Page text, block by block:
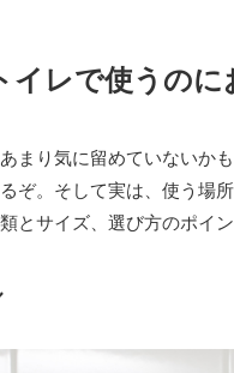
イレで使うの
まり気に留めていないか
ぞ。そして実は、使う場
とサイズ、選び方のポイ